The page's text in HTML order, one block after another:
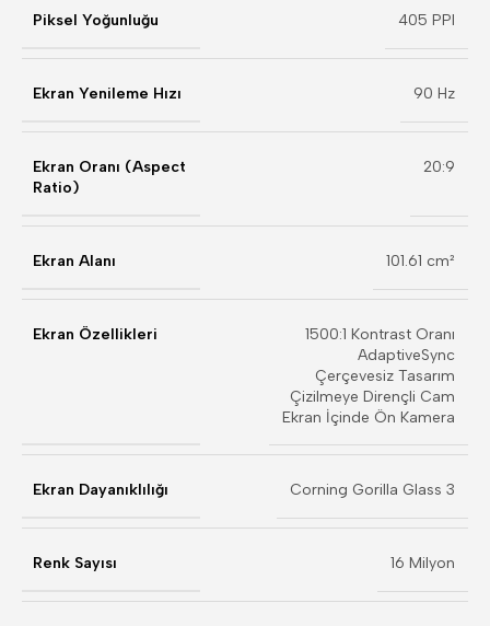
Piksel Yoğunluğu 405 PPI
Ekran Yenileme Hızı 90 Hz
Ekran Oranı (Aspect
Ratio)
20:9
Ekran Alanı 101.61 cm²
Ekran Özellikleri
1500:1 Kontrast Oranı
AdaptiveSync
Çerçevesiz Tasarım
Çizilmeye Dirençli Cam
Ekran İçinde Ön Kamera
Ekran Dayanıklılığı Corning Gorilla Glass 3
Renk Sayısı 16 Milyon